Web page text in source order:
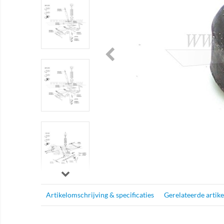
Artikelomschrijving & specificaties Gerelateerde